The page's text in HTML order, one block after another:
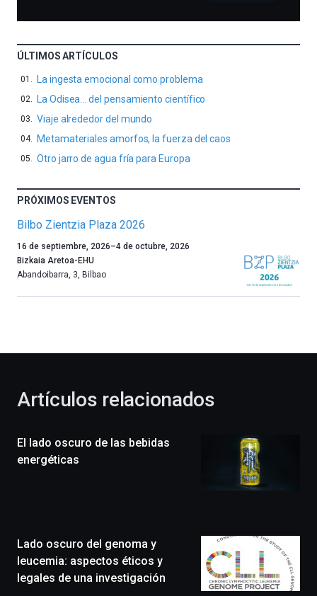
ÚLTIMOS ARTÍCULOS
La ingesta emocional como problema
La Odisea… del pensamiento científico
Viaje alrededor del mundo
Metamateriales amorfos, la fuerza del caos
Otro jarro de agua fría para Europa
PRÓXIMOS EVENTOS
Bilbo Zientzia Plaza 2026
Un
año
más,
celebración
novena
edición
un
festival
que
llenará
16 de septiembre, 2026–4 de octubre, 2026
Bizkaia Aretoa-EHU
Abandoibarra, 3, Bilbao
Artículos relacionados
El lado oscuro de las bebidas
energéticas
Lado oscuro del genoma y
leucemia: aspectos éticos y
legales de una investigación